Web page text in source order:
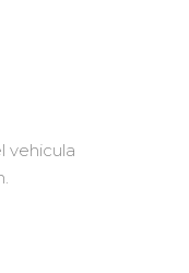
vehicula